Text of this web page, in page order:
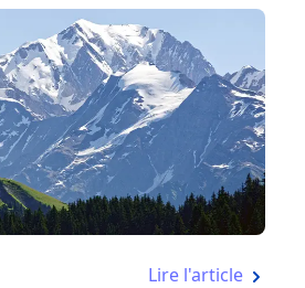
Lire l'article